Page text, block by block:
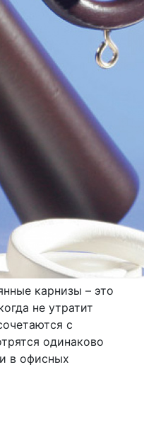
карнизы – это
не утратит
с
одинаково
в офисных